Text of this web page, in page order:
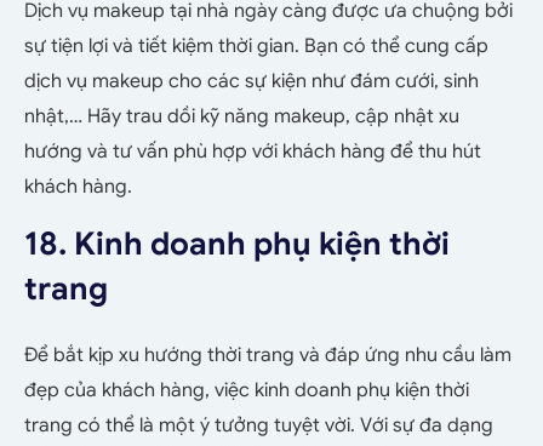
Dịch vụ makeup tại nhà ngày càng được ưa chuộng bởi
sự tiện lợi và tiết kiệm thời gian. Bạn có thể cung cấp
dịch vụ makeup cho các sự kiện như đám cưới, sinh
nhật,… Hãy trau dồi kỹ năng makeup, cập nhật xu
hướng và tư vấn phù hợp với khách hàng để thu hút
khách hàng.
18. Kinh doanh phụ kiện thời
trang
Để bắt kịp xu hướng thời trang và đáp ứng nhu cầu làm
đẹp của khách hàng, việc kinh doanh phụ kiện thời
trang có thể là một ý tưởng tuyệt vời. Với sự đa dạng